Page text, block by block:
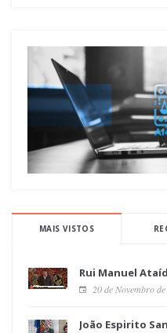
MAIS VISTOS
Rui Manuel
20 de Novembro
João Espirito